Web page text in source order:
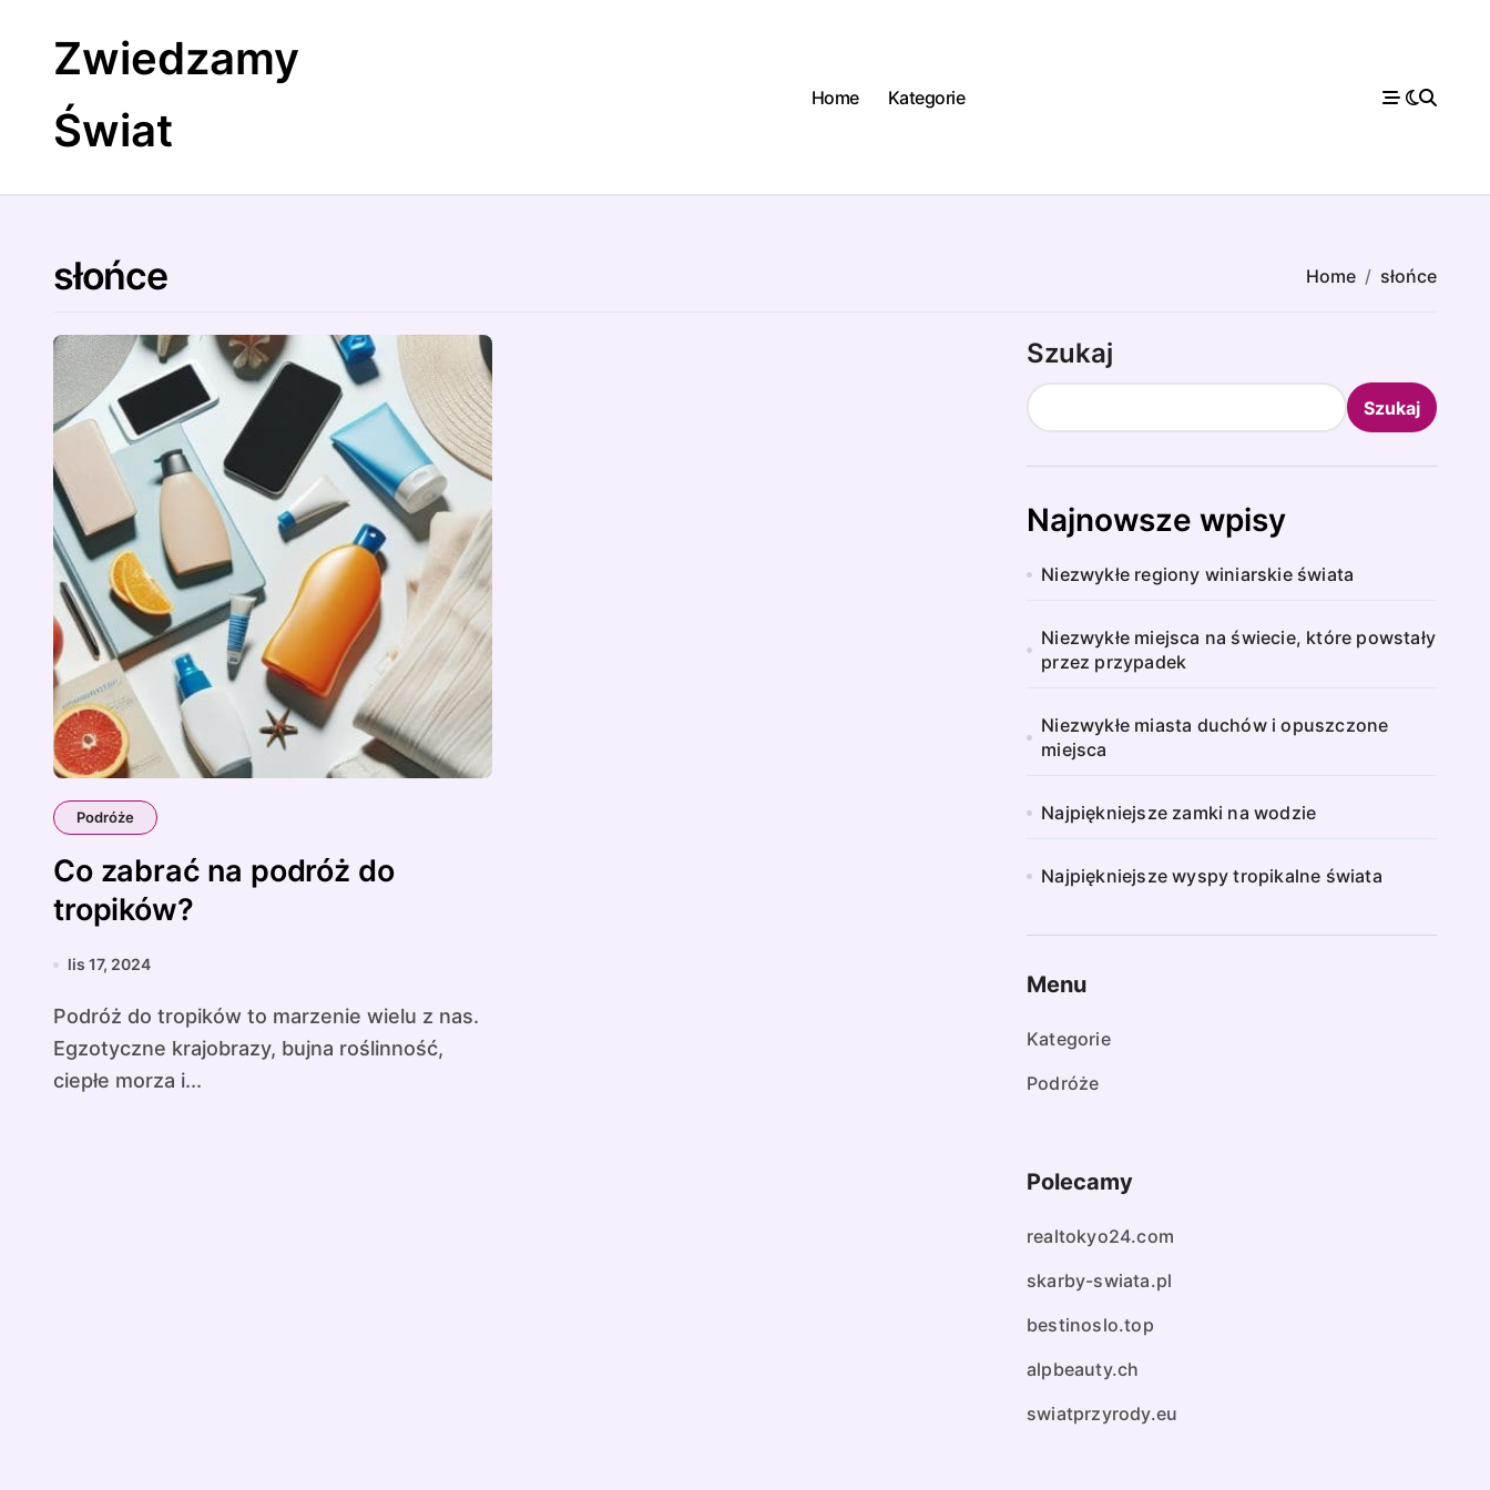
contentZwiedzamy
Świat
Home Kategorie
słońce Home słońce
Podróże
Co zabrać na podróż do
tropików?
lis 17, 2024
Podróż do tropików to marzenie wielu z nas.
Egzotyczne krajobrazy, bujna roślinność,
ciepłe morza i...
Szukaj
Szukaj
Najnowsze wpisy
Niezwykłe regiony winiarskie świata
Niezwykłe miejsca na świecie, które powstały
przez przypadek
Niezwykłe miasta duchów i opuszczone
miejsca
Najpiękniejsze zamki na wodzie
Najpiękniejsze wyspy tropikalne świata
Menu
Kategorie
Podróże
Polecamy
realtokyo24.com
skarby-swiata.pl
bestinoslo.top
alpbeauty.ch
swiatprzyrody.eu